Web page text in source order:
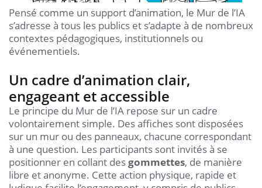
Pensé comme un support d’animation, le Mur de l’IA
s’adresse à tous les publics et s’adapte à de nombreux
contextes pédagogiques, institutionnels ou
événementiels.
Un cadre d’animation clair,
engageant et accessible
Le principe du Mur de l’IA repose sur un cadre
volontairement simple. Des affiches sont disposées
sur un mur ou des panneaux, chacune correspondant
à une question. Les participants sont invités à se
positionner en collant desgommettes, de manière
libre et anonyme. Cette action physique, rapide et